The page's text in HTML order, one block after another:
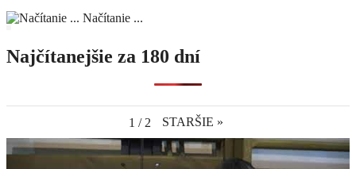
Načítanie ...
Najčítanejšie za 180 dní
1 / 2 STARŠIE »